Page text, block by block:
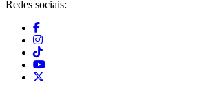
Redes sociais: